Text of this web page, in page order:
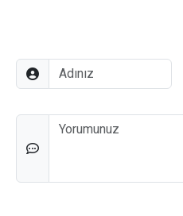
Adınız
Düşünceleriniz